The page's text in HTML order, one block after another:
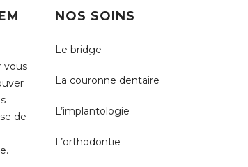
vous
de
NOS SOINS
Le bridge
La couronne dentaire
L’implantologie
L’orthodontie